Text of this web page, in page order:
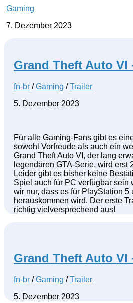
Gaming
7. Dezember 2023
Grand Theft Auto VI
fn-br /Gaming /Trailer
5. Dezember 2023
Für alle Gaming-Fans gibt es
sowohl Vorfreude als auch ein
Grand Theft Auto VI, der lang
legendären GTA-Serie, wird erst
Leider gibt es bisher keine
Spiel auch für PC verfügbar sein
wir nur, dass es für PlayStation 5
herauskommen wird. Der erste
richtig vielversprechend aus!
Grand Theft Auto VI
fn-br /Gaming /Trailer
5. Dezember 2023